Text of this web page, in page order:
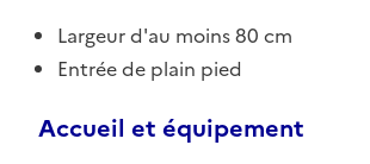
Largeur d'au moins 80 cm
Entrée de plain pied
Accueil et équipement